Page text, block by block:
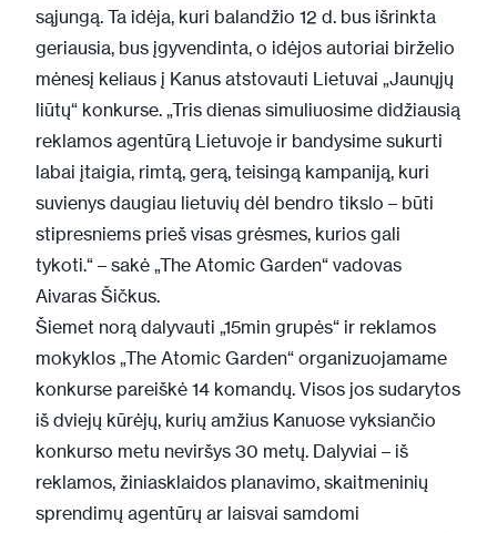
sąjungą. Ta idėja, kuri balandžio 12 d. bus išrinkta
geriausia, bus įgyvendinta, o idėjos autoriai birželio
mėnesį keliaus į Kanus atstovauti Lietuvai „Jaunųjų
liūtų“ konkurse. „Tris dienas simuliuosime didžiausią
reklamos agentūrą Lietuvoje ir bandysime sukurti
labai įtaigia, rimtą, gerą, teisingą kampaniją, kuri
suvienys daugiau lietuvių dėl bendro tikslo – būti
stipresniems prieš visas grėsmes, kurios gali
tykoti.“ – sakė „The Atomic Garden“ vadovas
Aivaras Šičkus.
Šiemet norą dalyvauti „15min grupės“ ir reklamos
mokyklos „The Atomic Garden“ organizuojamame
konkurse pareiškė 14 komandų. Visos jos sudarytos
iš dviejų kūrėjų, kurių amžius Kanuose vyksiančio
konkurso metu neviršys 30 metų. Dalyviai – iš
reklamos, žiniasklaidos planavimo, skaitmeninių
sprendimų agentūrų ar laisvai samdomi